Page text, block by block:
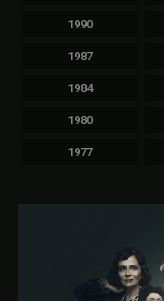
1990
1987
1984
1980
1977